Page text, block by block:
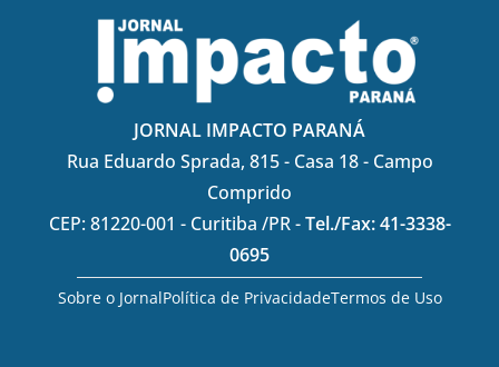
JORNAL IMPACTO PARANÁ
Rua Eduardo Sprada, 815 - Casa 18 - Campo
Comprido
CEP: 81220-001 - Curitiba /PR -Tel./Fax: 41-3338-
0695
Sobre o JornalPolítica de PrivacidadeTermos de Uso